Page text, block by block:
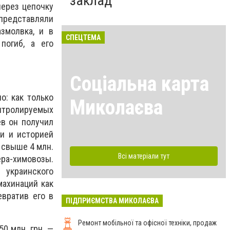
цепочку
и в
а его
как только
он получил
и историей
свыше 4 млн.
химовозы.
как
его в
СПЕЦТЕМА
Соціальна карта
Миколаєва
Всі матеріали тут
ПІДПРИЄМСТВА МИКОЛАЄВА
Ремонт мобільної та офісної техніки, продаж